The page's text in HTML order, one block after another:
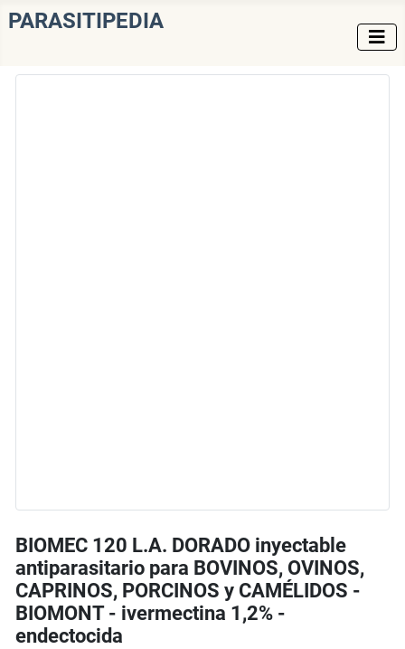
PARASITIPEDIA
BIOMEC 120 L.A. DORADO inyectable
antiparasitario para BOVINOS, OVINOS,
CAPRINOS, PORCINOS y CAMÉLIDOS -
BIOMONT - ivermectina 1,2% -
endectocida